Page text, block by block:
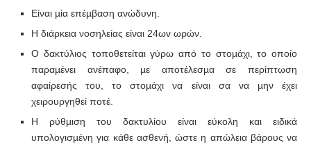
Είναι µία επέµβαση ανώδυνη.
Η διάρκεια νοσηλείας είναι 24ων ωρών.
Ο δακτύλιος τοποθετείται γύρω από το στοµάχι, το οποίο
παραµένει ανέπαφο, µε αποτέλεσµα σε περίπτωση
αφαίρεσής του, το στοµάχι να είναι σα να µην έχει
χειρουργηθεί ποτέ.
Η ρύθµιση του δακτυλίου είναι εύκολη και ειδικά
υπολογισµένη για κάθε ασθενή, ώστε η απώλεια βάρους να